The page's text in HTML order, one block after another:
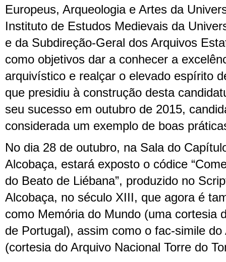
Europeus, Arqueologia e Artes da
Instituto de Estudos Medievais da
e da Subdireção-Geral dos Arquivos
como objetivos dar a conhecer a
arquivístico e realçar o elevado espírito
que presidiu à construção desta
seu sucesso em outubro de 2015,
considerada um exemplo de boas
No dia 28 de outubro, na Sala do
Alcobaça, estará exposto o códice
do Beato de Liébana”, produzido no
Alcobaça, no século XIII, que agora é
como Memória do Mundo (uma cortesia
de Portugal), assim como o fac-simile
(cortesia do Arquivo Nacional Torre do